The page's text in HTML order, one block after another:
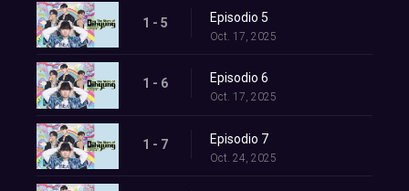
1 - 5 Episodio 5
Oct. 17, 2025
1 - 6 Episodio 6
Oct. 17, 2025
1 - 7 Episodio 7
Oct. 24, 2025